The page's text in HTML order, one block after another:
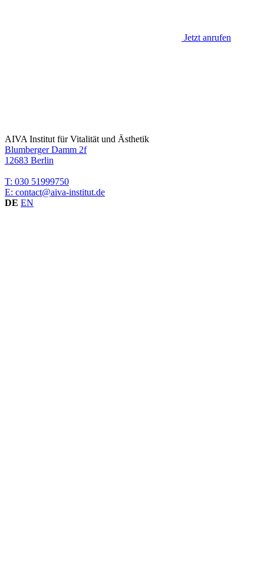
Jetzt anrufen
AIVA Institut für Vitalität und Ästhetik
Blumberger Damm 2f
12683 Berlin
T: 030 51999750
E: contact@aiva-institut.de
DE EN